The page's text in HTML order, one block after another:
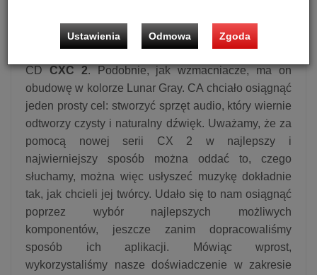
Transport CD Cambridge Audio CXC 2
Odświeżoną serię CX Series 2 dopełnia transport
CDCXC 2. Podobnie, jak wzmacniacze, ma on
obudowę w kolorze Lunar Gray. CA chciało osiągnąć
jeden prosty cel: stworzyć sprzęt audio, który wiernie
odtworzy czysty i naturalny dźwięk. Uważamy, że za
pomocą nowej serii CX 2 w najlepszy i
najwierniejszy sposób można oddać to, czego
słuchamy, można więc usłyszeć muzykę dokładnie
tak, jak chcieli jej twórcy. Udało się to nam osiągnąć
poprzez wybór najlepszych możliwych
komponentów, jeszcze zanim dopracowaliśmy
sposób ich aplikacji. Mówiąc wprost,
wykorzystaliśmy nasze doświadczenie w zakresie
Ustawienia Odmowa Zgoda